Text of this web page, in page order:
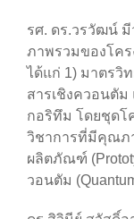
รศ. ดร.วรวัฒน์
ภาพรวมของโคร
ได้แก่ 1) มาตรวิ
สารเชิงควอนตัม
กอริทึม โดยชุดโ
วิชาการที่มีคุณภ
ผลิตภัณฑ์
วอนตัม